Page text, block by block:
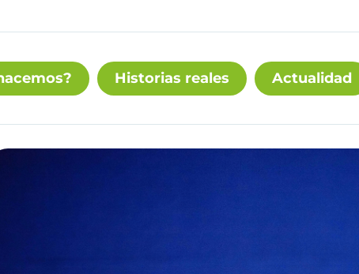
Historias reales Actualidad